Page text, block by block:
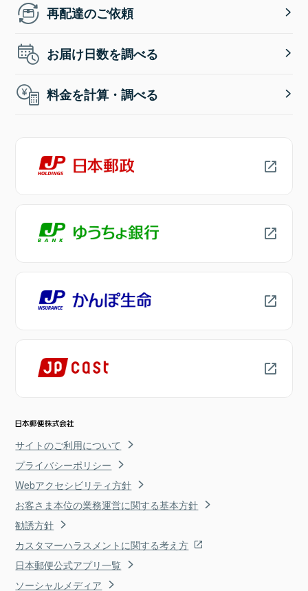
再配達のご依頼
お届け日数を調べる
料金を計算・調べる
サイトのご利用について
プライバシーポリシー
Webアクセシビリティ方針
お客さま本位の業務運営に関する基本方針
勧誘方針
カスタマーハラスメントに関する考え方
日本郵便公式アプリ一覧
ソーシャルメディア